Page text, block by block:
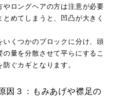
やロングヘアの方は注意が必要
めてしまうと、凹凸が大きく
くつかのブロックに分け、頭
量を分散させて平らにするこ
ぐカギとなります。
因３：もみあげや襟足の